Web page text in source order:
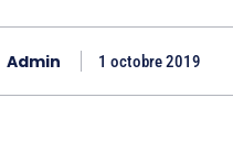
Admin 1 octobre 2019